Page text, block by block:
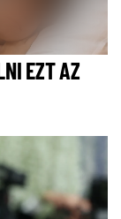
EZT AZ